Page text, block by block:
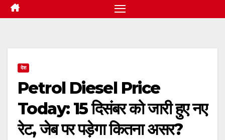
देश
Petrol Diesel Price
Today: 15 दिसंबर को जारी हुए नए
रेट, जेब पर पड़ेगा कितना असर?